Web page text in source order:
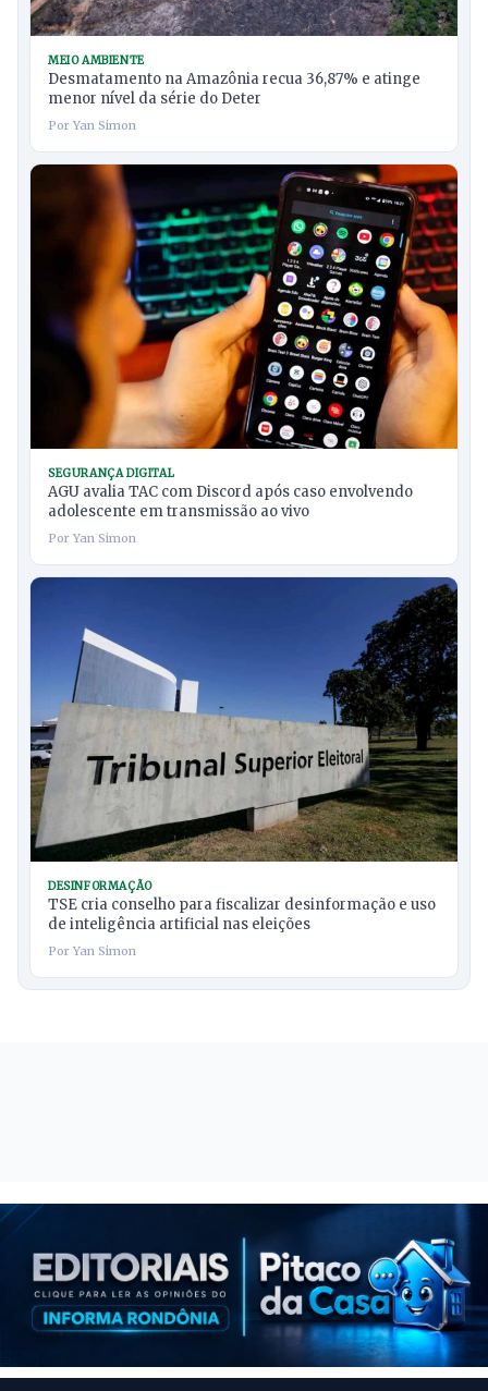
MEIO AMBIENTE
Desmatamento na Amazônia recua 36,87% e atinge
menor nível da série do Deter
Por Yan Simon
SEGURANÇA DIGITAL
AGU avalia TAC com Discord após caso envolvendo
adolescente em transmissão ao vivo
Por Yan Simon
DESINFORMAÇÃO
TSE cria conselho para fiscalizar desinformação e uso
de inteligência artificial nas eleições
Por Yan Simon